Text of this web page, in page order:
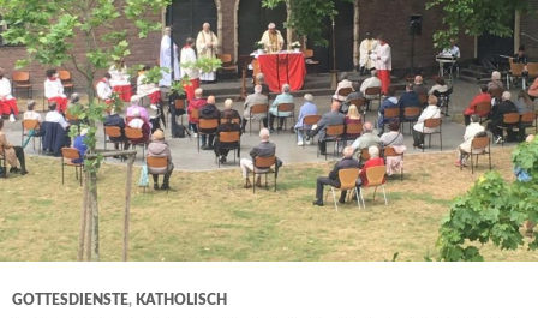
GOTTESDIENSTE, KATHOLISCH